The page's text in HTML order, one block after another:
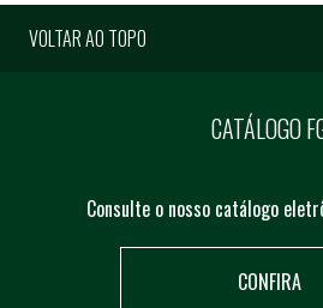
VOLTAR AO TOPO
CATÁLOGO
Consulte o nosso catálogo
CONFIRA